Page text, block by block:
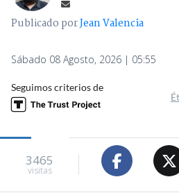
Publicado porJean Valencia
Sábado 08 Agosto, 2026 | 05:55
Seguimos criterios de
3465
visitas